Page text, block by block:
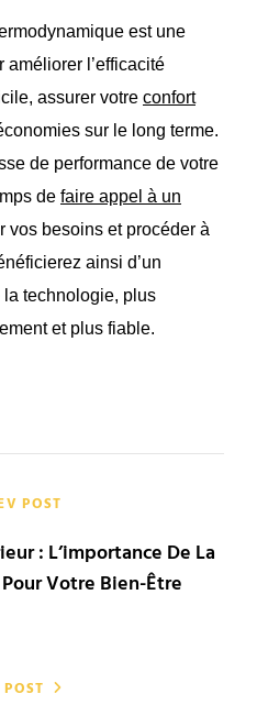
est une
l’efficacité
assurer votre confort
sur le long terme.
de performance de votre
de faire appel à un
vos besoins et procéder à
ainsi d’un
technologie, plus
et plus fiable.
POST
: L’importance De La
Votre Bien-Être